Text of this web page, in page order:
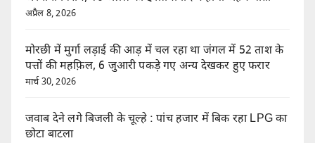
अप्रैल 8, 2026
मोरछी में मुर्गा लड़ाई की आड़ में चल रहा था जंगल में 52 ताश के
पत्तों की महफ़िल, 6 जुआरी पकड़े गए अन्य देखकर हुए फरार
मार्च 30, 2026
जवाब देने लगे बिजली के चूल्हे : पांच हजार में बिक रहा LPG का
छोटा बाटला